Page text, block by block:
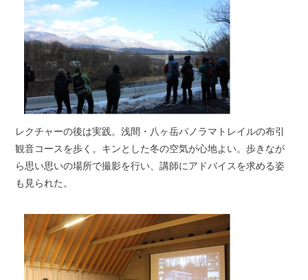
レクチャーの後は実践。浅間・八ヶ岳パノラマトレイルの布引
観音コースを歩く。キンとした冬の空気が心地よい。歩きなが
ら思い思いの場所で撮影を行い、講師にアドバイスを求める姿
も見られた。